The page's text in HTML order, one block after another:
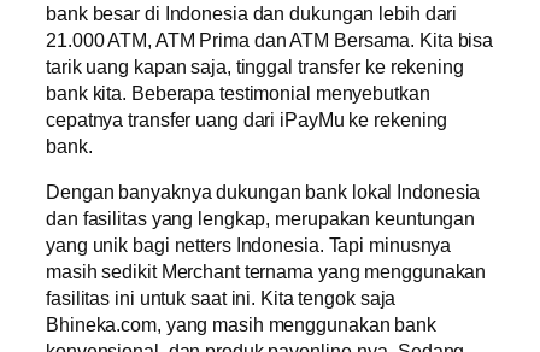
bank besar di Indonesia dan dukungan lebih dari
21.000 ATM, ATM Prima dan ATM Bersama. Kita bisa
tarik uang kapan saja, tinggal transfer ke rekening
bank kita. Beberapa testimonial menyebutkan
cepatnya transfer uang dari iPayMu ke rekening
bank.
Dengan banyaknya dukungan bank lokal Indonesia
dan fasilitas yang lengkap, merupakan keuntungan
yang unik bagi netters Indonesia. Tapi minusnya
masih sedikit Merchant ternama yang menggunakan
fasilitas ini untuk saat ini. Kita tengok saja
Bhineka.com, yang masih menggunakan bank